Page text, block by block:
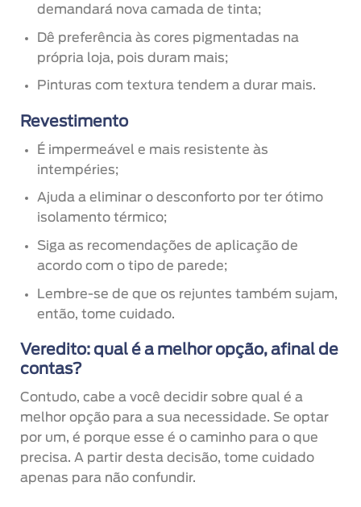
demandará nova camada de tinta;
Dê preferência às cores pigmentadas na
própria loja, pois duram mais;
Pinturas com textura tendem a durar mais.
Revestimento
É impermeável e mais resistente às
intempéries;
Ajuda a eliminar o desconforto por ter ótimo
isolamento térmico;
Siga as recomendações de aplicação de
acordo com o tipo de parede;
Lembre-se de que os rejuntes também sujam,
então, tome cuidado.
Veredito: qual é a melhor opção, afinal de
contas?
Contudo, cabe a você decidir sobre qual é a
melhor opção para a sua necessidade. Se optar
por um, é porque esse é o caminho para o que
precisa. A partir desta decisão, tome cuidado
apenas para não confundir.